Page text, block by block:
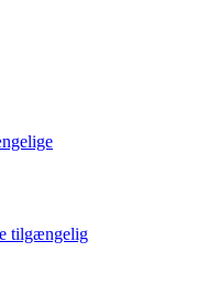
tilgængelig